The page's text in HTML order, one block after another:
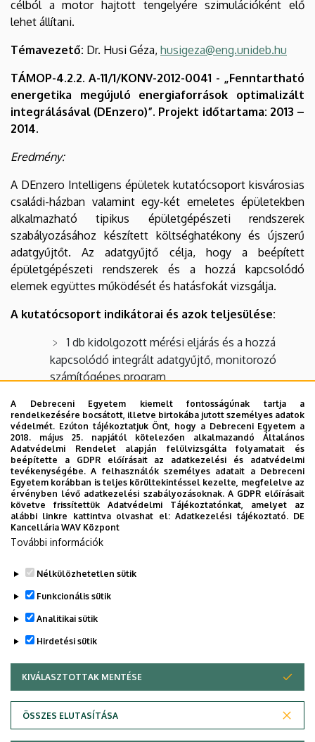
célból a motor hajtott tengelyére szimulációként elő
lehet állítani.
Témavezető: Dr. Husi Géza, husigeza@eng.unideb.hu
TÁMOP-4.2.2. A-11/1/KONV-2012-0041 - „Fenntartható
energetika megújuló energiaforrások optimalizált
integrálásával (DEnzero)”. Projekt időtartama: 2013 –
2014.
Eredmény:
A DEnzero Intelligens épületek kutatócsoport kisvárosias
családi-házban valamint egy-két emeletes épületekben
alkalmazható tipikus épületgépészeti rendszerek
szabályozásához készített költséghatékony és újszerű
adatgyűjtőt. Az adatgyűjtő célja, hogy a beépített
épületgépészeti rendszerek és a hozzá kapcsolódó
elemek együttes működését és hatásfokát vizsgálja.
A kutatócsoport indikátorai és azok teljesülése:
1 db kidolgozott mérési eljárás és a hozzá
kapcsolódó integrált adatgyűjtő, monitorozó
számítógépes program
1 db számítógépes rendszer-vizualizáció
1 év mérési adatai valamennyi témakörben
6 db tudományos előadás ebből 4 külföldön
1 db szabadalom beadás
1 db FP7-es pályázatban való részvétel
Témavezető:Dr. Kalmár Ferenc,
Legutóbbi frissítés: 2025. 06. 30. 09:49
Adatvédelem
A Debreceni Egyetem kiemelt fontosságúnak tartja a
rendelkezésére bocsátott, illetve birtokába jutott személyes adatok
védelmét. Ezúton tájékoztatjuk Önt, hogy a Debreceni Egyetem a
2018. május 25. napjától kötelezően alkalmazandó Általános
Adatvédelmi Rendelet alapján felülvizsgálta folyamatait és
beépítette a GDPR előírásait az adatkezelési és adatvédelmi
tevékenységébe. A felhasználók személyes adatait a Debreceni
Egyetem korábban is teljes körültekintéssel kezelte, megfelelve az
érvényben lévő adatkezelési szabályozásoknak. A GDPR előírásait
követve frissítettük Adatvédelmi Tájékoztatónkat, amelyet az
alábbi linkre kattintva olvashat el:Adatkezelési tájékoztató. DE
Kancellária WAV Központ
További információk
Nélkülözhetetlen sütik
Funkcionális sütik
Analitikai sütik
Hirdetési sütik
KIVÁLASZTOTTAK MENTÉSE
ÖSSZES ELUTASÍTÁSA
WITHDRAW CONSENT